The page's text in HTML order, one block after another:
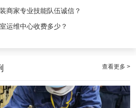
商家专业技能队伍诚信？
运维中心收费多少？
查看更多 >
检修服务，支持配电房稳定